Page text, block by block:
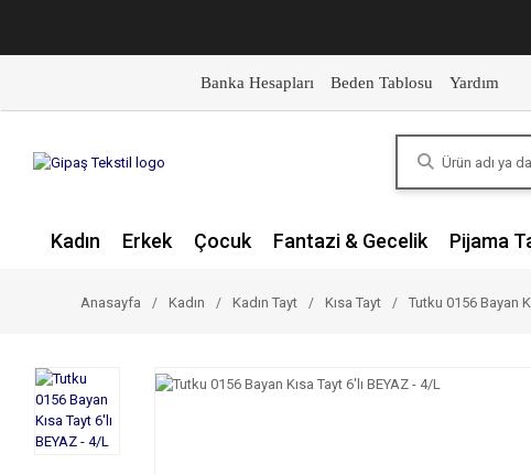
Banka Hesapları Beden Tablosu Yardım
Kadın Erkek Çocuk Fantazi & Gecelik Pijama
Anasayfa Kadın Kadın Tayt Kısa Tayt Tutku 0156 Bayan